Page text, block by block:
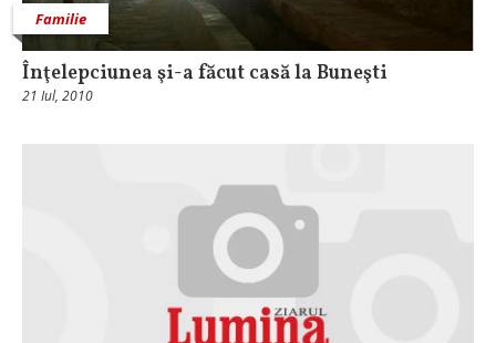
Familie
Înţelepciunea şi-a făcut casă la Buneşti
21 Iul, 2010